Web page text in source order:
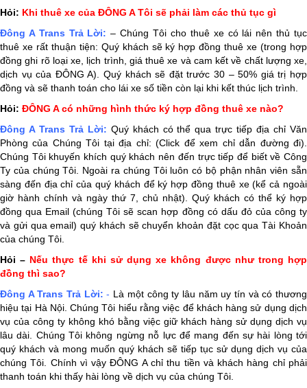
Hỏi: Khi thuê xe của ĐÔNG A Tôi sẽ phải làm các thủ tục gì
Đông A Trans Trả Lời: – Chúng Tôi cho thuê xe có lái nên thủ tục
thuê xe rất thuận tiện: Quý khách sẽ ký hợp đồng thuê xe (trong hợp
đồng ghi rõ loại xe, lịch trình, giá thuê xe và cam kết về chất lượng xe,
dịch vụ của ĐÔNG A). Quý khách sẽ đặt trước 30 – 50% giá trị hợp
đồng và sẽ thanh toán cho lái xe số tiền còn lại khi kết thúc lịch trình.
Hỏi: ĐÔNG A có những hình thức ký hợp đồng thuê xe nào?
Đông A Trans Trả Lời: Quý khách có thể qua trực tiếp địa chỉ Văn
Phòng của Chúng Tôi tại địa chỉ: (Click để xem chỉ dẫn đường đi).
Chúng Tôi khuyến khích quý khách nên đến trực tiếp để biết về Công
Ty của chúng Tôi. Ngoài ra chúng Tôi luôn có bộ phận nhân viên sẵn
sàng đến địa chỉ của quý khách để ký hợp đồng thuê xe (kể cả ngoài
giờ hành chính và ngày thứ 7, chủ nhật). Quý khách có thể ký hợp
đồng qua Email (chúng Tôi sẽ scan hợp đồng có dấu đỏ của công ty
và gửi qua email) quý khách sẽ chuyển khoản đặt cọc qua Tài Khoản
của chúng Tôi.
Hỏi – Nếu thực tế khi sử dụng xe không được như trong hợp
đồng thì sao?
Đông A Trans Trả Lời: - Là một công ty lâu năm uy tín và có thương
hiệu tại Hà Nội. Chúng Tôi hiểu rằng việc để khách hàng sử dụng dịch
vụ của công ty không khó bằng việc giữ khách hàng sử dụng dịch vụ
lâu dài. Chúng Tôi không ngừng nỗ lực để mang đến sự hài lòng tới
quý khách và mong muốn quý khách sẽ tiếp tục sử dụng dịch vụ của
chúng Tôi. Chính vì vậy ĐÔNG A chỉ thu tiền và khách hàng chỉ phải
thanh toán khi thấy hài lòng về dịch vụ của chúng Tôi.